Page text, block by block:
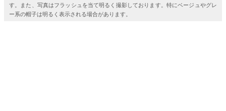
す。また、写真はフラッシュを当て明るく撮影しております。特にベージュやグレ
ー系の帽子は明るく表示される場合があります。